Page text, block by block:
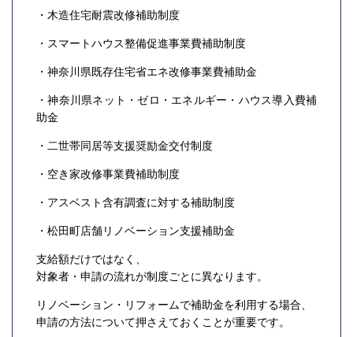
・木造住宅耐震改修補助制度
・スマートハウス整備促進事業費補助制度
・神奈川県既存住宅省エネ改修事業費補助金
・神奈川県ネット・ゼロ・エネルギー・ハウス導入費補
助金
・二世帯同居等支援奨励金交付制度
・空き家改修事業費補助制度
・アスベスト含有調査に対する補助制度
・松田町店舗リノベーション支援補助金
支給額だけではなく、
対象者・申請の流れが制度ごとに異なります。
リノベーション・リフォームで補助金を利用する場合、
申請の方法について押さえておくことが重要です。